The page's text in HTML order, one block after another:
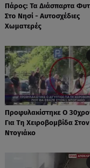
Πάρος: Τα Διάσπαρτα
Στο Νησί - Αυτοσχέδιες
Χωματερές
Προφυλακίστηκε Ο
Για Τη Χειροβομβίδα Στον
Ντογιάκο